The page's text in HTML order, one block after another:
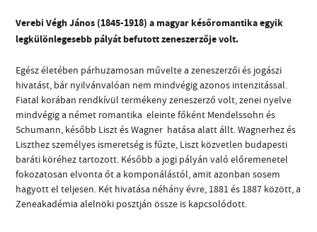
KAPCSOLAT
VIDEÓ GALÉRIA
CÍM
Verebi Végh János (1845-1918) a magyar későromantika egyik
legkülönlegesebb pályát befutott zeneszerzője volt.
Egész életében párhuzamosan művelte a zeneszerzői és jogászi
hivatást, bár nyilvánvalóan nem mindvégig azonos intenzitással.
Fiatal korában rendkívül termékeny zeneszerző volt, zenei nyelve
mindvégig a német romantika  eleinte főként Mendelssohn és
Schumann, később Liszt és Wagner  hatása alatt állt. Wagnerhez és
Liszthez személyes ismeretség is fűzte, Liszt közvetlen budapesti
baráti köréhez tartozott. Később a jogi pályán való előremenetel
fokozatosan elvonta őt a komponálástól, amit azonban sosem
hagyott el teljesen. Két hivatása néhány évre, 1881 és 1887 között, a
Zeneakadémia alelnöki posztján össze is kapcsolódott.